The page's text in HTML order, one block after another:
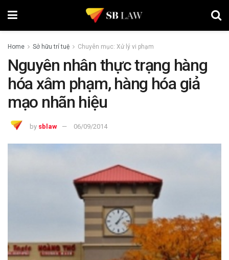
Home Sở hữu trí tuệ Chuyên mục: Xử lý vi phạm
Nguyên nhân thực trạng hàng
hóa xâm phạm, hàng hóa giả
mạo nhãn hiệu
by sblaw 06/09/2014